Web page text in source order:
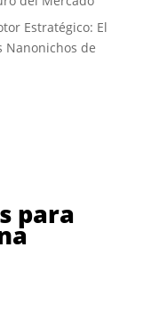
Estratégico: El
Nanonichos de
para